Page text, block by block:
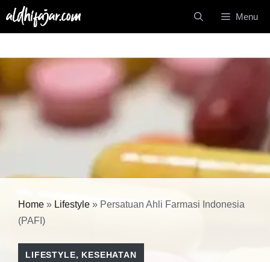
Langsung
ke
Menu
Home » Lifestyle » Persatuan Ahli Farmasi Indonesia
(PAFI)
LIFESTYLE, KESEHATAN